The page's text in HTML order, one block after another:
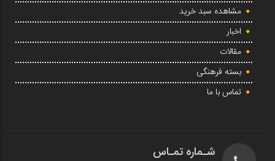
مشاهده سبد خرید
اخبار
مقالات
بسته فرهنگی
تماس با ما
شـماره تمـاس